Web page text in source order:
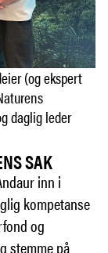
(og ekspert
daglig leder
SAK
inn i
kompetanse
og
stemme på